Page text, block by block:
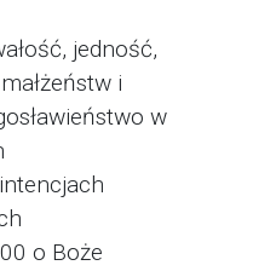
jedność,
i
w
o Boże